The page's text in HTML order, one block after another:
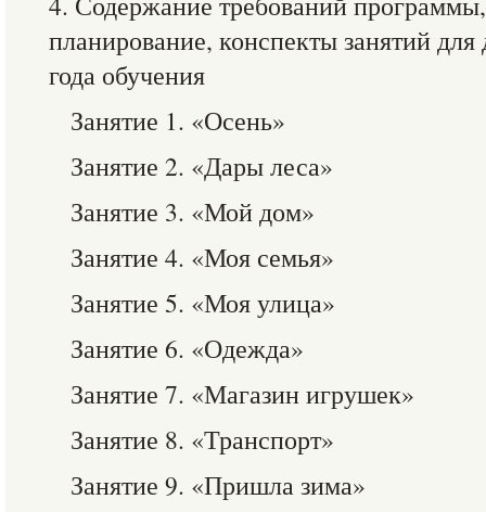
планирование, конспекты занятий для
года обучения
Занятие 1. «Осень»
Занятие 2. «Дары леса»
Занятие 3. «Мой дом»
Занятие 4. «Моя семья»
Занятие 5. «Моя улица»
Занятие 6. «Одежда»
Занятие 7. «Магазин игрушек»
Занятие 8. «Транспорт»
Занятие 9. «Пришла зима»